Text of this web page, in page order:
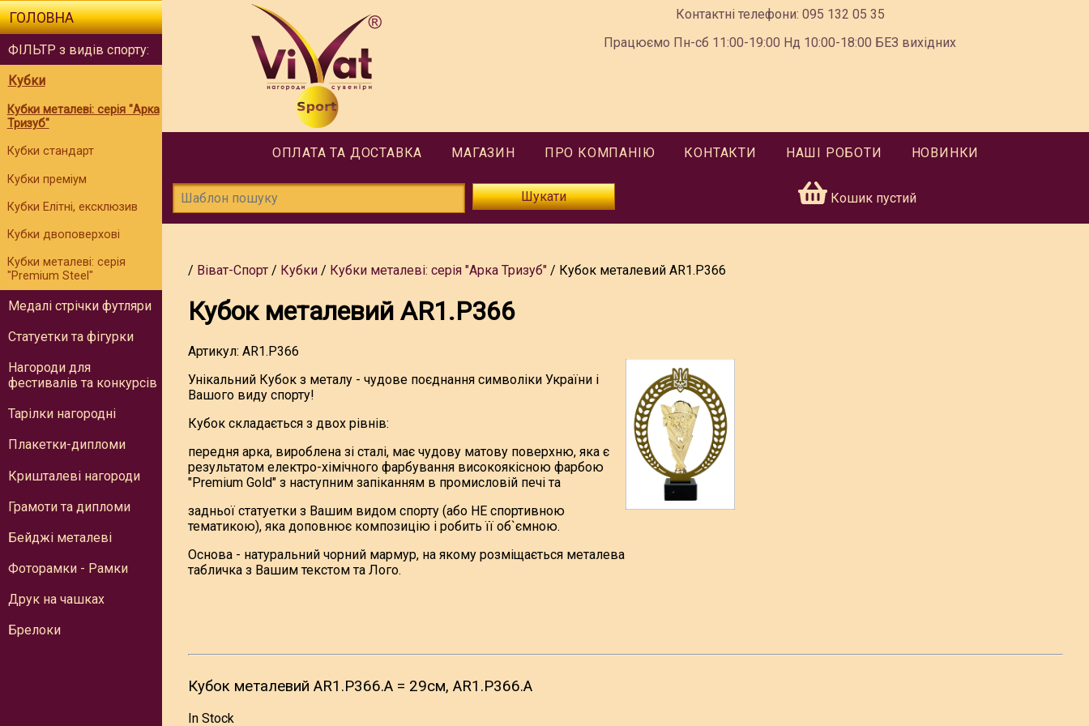
Контактні телефони: 095 132 05 35
Працюємо Пн-сб 11:00-19:00 Нд 10:00-18:00 БЕЗ вихідних
ОПЛАТА ТА ДОСТАВКА МАГАЗИН ПРО КОМПАНІЮ КОНТАКТИ НАШІ РОБОТИ НОВИНКИ
Шукати Кошик пустий
ГОЛОВНА
ФІЛЬТР з видів спорту:
Кубки
Кубки металеві: серія "Арка
Тризуб"
Кубки стандарт
Кубки преміум
Кубки Елітні, ексклюзив
Кубки двоповерхові
Кубки металеві: серія
"Premium Steel"
Медалі стрічки футляри
Статуетки та фігурки
Нагороди для
фестивалів та конкурсів
Тарілки нагородні
Плакетки-дипломи
Кришталеві нагороди
Грамоти та дипломи
Бейджі металеві
Фоторамки - Рамки
Друк на чашках
Брелоки
Віват-Спорт Кубки Кубки металеві: серія "Арка Тризуб" Кубок металевий AR1.P366
Кубок металевий AR1.P366
Артикул: AR1.P366
Унікальний Кубок з металу - чудове поєднання символіки України і
Вашого виду спорту!
Кубок складається з двох рівнів:
передня арка, вироблена зі сталі, має чудову матову поверхню, яка є
результатом електро-хімічного фарбування високоякісною фарбою
"Premium Gold" з наступним запіканням в промисловій печі та
задньої статуетки з Вашим видом спорту (або НЕ спортивною
тематикою), яка доповнює композицію і робить її об`ємною.
Основа - натуральний чорний мармур, на якому розміщається металева
табличка з Вашим текстом та Лого.
Кубок металевий AR1.P366.A = 29см, AR1.P366.A
In Stock